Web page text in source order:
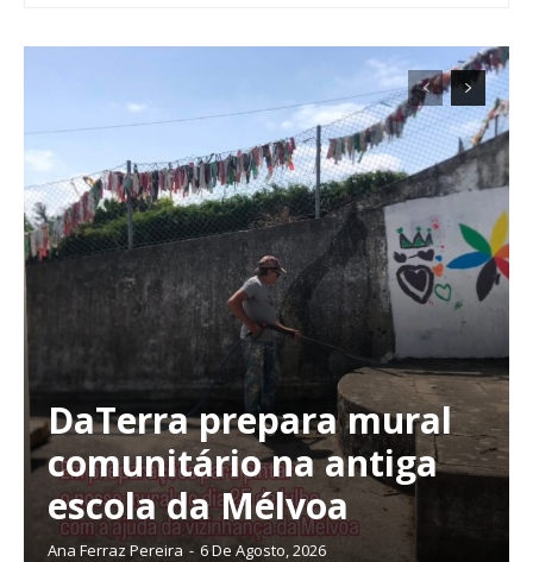
Planos de Assinatura
Faça-se assinante do Região de Cister e ajude-nos a manter este serviço
público!
Sendo assinante terá acesso a todos os conteúdos exclusivos e versões
digitais.
Escolha o plano de assinatura desejado:
ASSINATURA
IMPRESSA
32€
DaTerra prepara mural
comunitário na antiga
escola da Mélvoa
Ana Ferraz Pereira - 6 De Agosto, 2026